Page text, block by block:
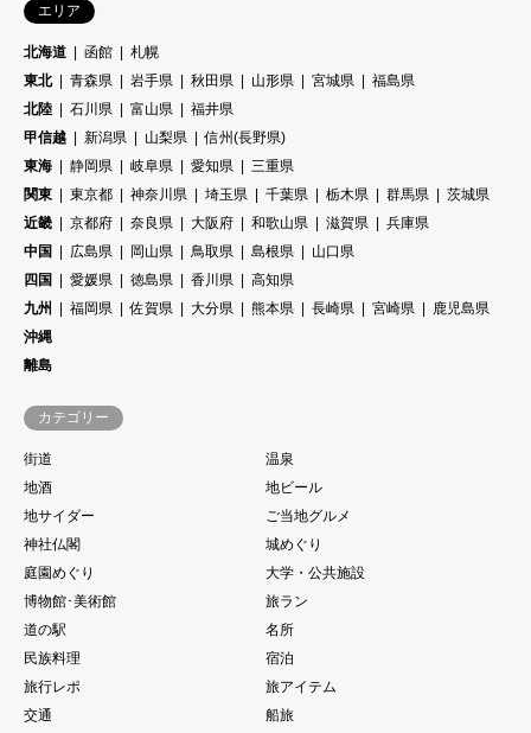
エリア
北海道 函館
札幌
東北
青森県 岩手県 秋田県 山形県 宮城県
福島県
北陸
石川県 富山県
福井県
甲信越
新潟県 山梨県
信州(長野県)
東海
静岡県 岐阜県 愛知県
三重県
関東
東京都 神奈川県 埼玉県 千葉県 栃木県 群馬県
茨城県
近畿
京都府 奈良県 大阪府 和歌山県 滋賀県
兵庫県
中国
広島県 岡山県 鳥取県 島根県
山口県
四国
愛媛県 徳島県 香川県
高知県
九州
福岡県 佐賀県 大分県 熊本県 長崎県 宮崎県
鹿児島県
沖縄
離島
カテゴリー
街道
温泉
地酒
地ビール
地サイダー
ご当地グルメ
神社仏閣
城めぐり
庭園めぐり
大学・公共施設
博物館･美術館
旅ラン
道の駅
名所
民族料理
宿泊
旅行レポ
旅アイテム
交通
船旅